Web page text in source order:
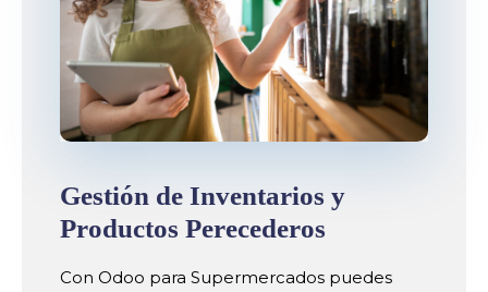
Gestión de Inventarios y
Productos Perecederos
Con Odoo para Supermercados puedes